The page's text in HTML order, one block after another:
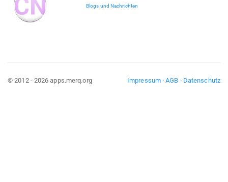
Blogs und Nachrichten
Impressum·AGB · Datenschutz
© 2012 - 2026 apps.merq.org